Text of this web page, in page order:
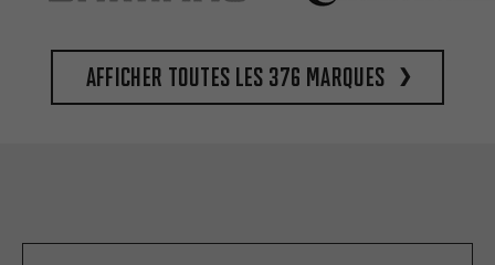
Afficher toutes les 376 marques